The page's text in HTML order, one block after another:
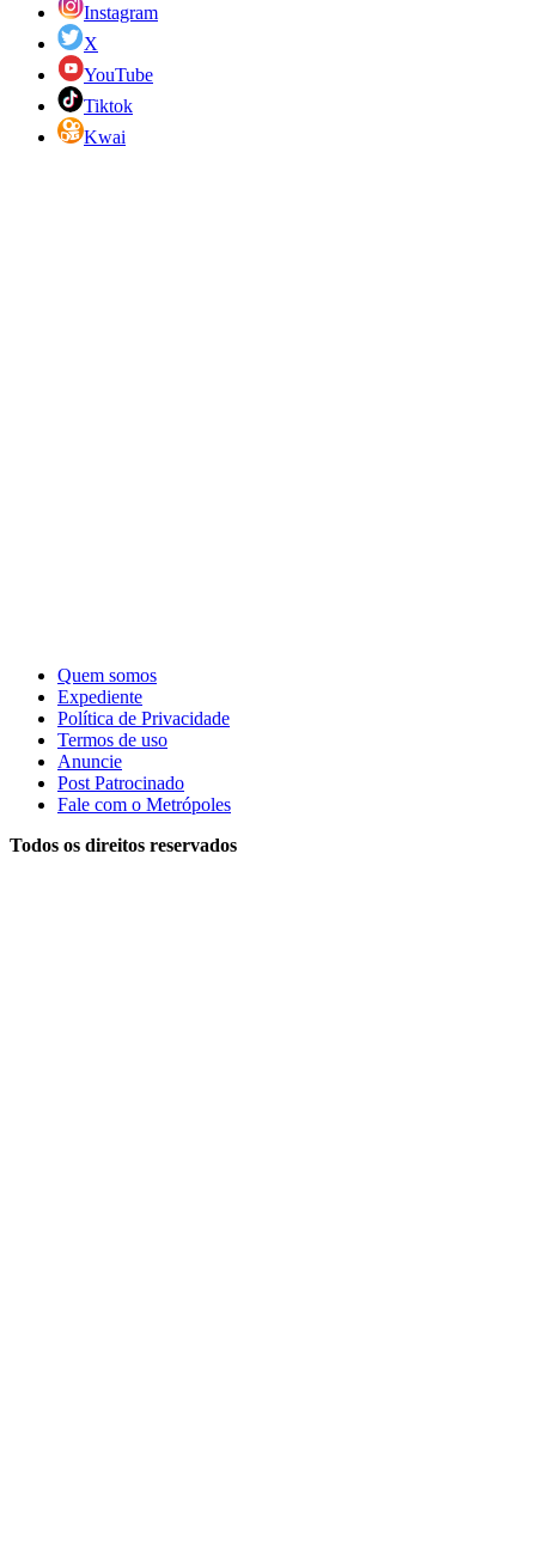
Instagram
X
YouTube
Tiktok
Kwai
Quem somos
Expediente
Política de Privacidade
Termos de uso
Anuncie
Post Patrocinado
Fale com o Metrópoles
Todos os direitos reservados